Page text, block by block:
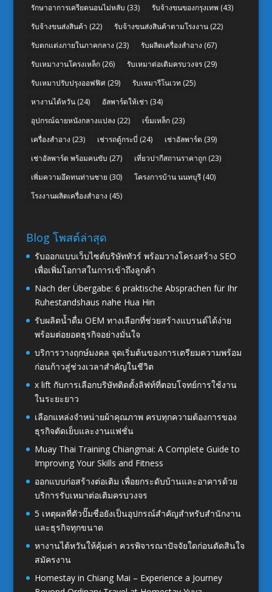
รักษาอาการเครียดนอนไม่หลับ (33) รับจ้างขนของกรุงเทพ (43)
รับจ้างขนส่งสินค้า (22) รับจ้างขนส่งสินค้าตามโรงงาน(22)
รับตกแต่งภายในภาคกลาง (23) รับผลิตเครื่องสำอาง (67)
รับเหมางานโครงเหล็ก(26) รับเหมาต่อเติมครบวงจร(29)
รับเหมาปรับปรุงออฟฟิศ(29) รับเหมารีโนเวท (25)
หางานไต้หวัน(24) อัลพาร์ดให้เช่า (34)
อุปกรณ์ฉายหนังกลางแปลง (22) เข็มเหล็ก(23)
เครื่องสำอาง (23) เช่ารถตู้กระบี่ (24) เช่าอัลพาร์ด (39)
เช่าอัลพาร์ด พร้อมคนขับ (27) เที่ยวปากีสถานราคาถูก(23)
เพิ่มความอึดทนท่านชาย (30) โครงการบ้าน นนทบุรี(40)
โรงงานผลิตเครื่องสำอาง (45)
Blog โพสต์ล่าสุด
รับออกแบบเว็บไซต์บริษัททัวร์ พร้อมวางโครงสร้าง SEO
เพื่อเพิ่มโอกาสในการเข้าถึงลูกค้า
Nach der Übergabe: 6 praktische Absprachen für Ihr
Ruhestandshaus nahe Hua Hin
รับผลิตน้ำดื่ม OEM ทางเลือกที่ช่วยสร้างแบรนด์ได้ง่าย
พร้อมต่อยอดธุรกิจอย่างมั่นใจ
บริการวางฤกษ์มงคล จุดเริ่มต้นของการเตรียมความพร้อม
ก่อนก้าวสู่ช่วงเวลาสำคัญในชีวิต
x lift กับการเลือกบริษัทติดตั้งลิฟท์ที่ตอบโจทย์การใช้งาน
ในระยะยาว
เลือกแหล่งจำหน่ายผ้าคุณภาพ ครบทุกความต้องการของ
ธุรกิจตัดเย็บและงานแฟชั่น
Muay Thai Training Chiangmai: A Complete Guide to
Improving Your Skills and Fitness
ออกแบบก่อสร้างต่อเติม เพื่อยกระดับบ้านและอาคารด้วย
บริการรับเหมาต่อเติมครบวงจร
5 เหตุผลที่ตัวปั๊มชื่อยังเป็นอุปกรณ์สำคัญสำหรับสำนักงาน
และธุรกิจทุกขนาด
หางานไต้หวันให้คุ้มค่า ควรพิจารณาปัจจัยใดก่อนตัดสินใจ
สมัครงาน
Homestay in Chiang Mai – Experience a Journey